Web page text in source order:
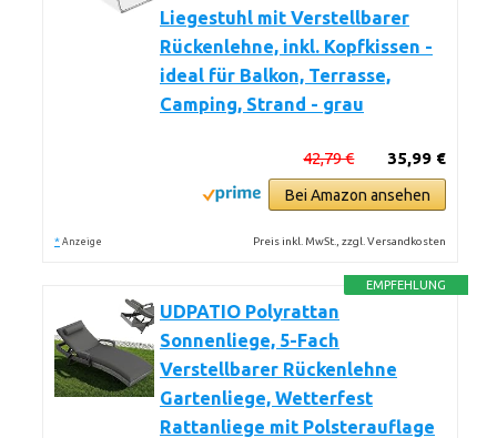
Liegestuhl mit Verstellbarer
Rückenlehne, inkl. Kopfkissen -
ideal für Balkon, Terrasse,
Camping, Strand - grau
35,99 €
42,79 €
Bei Amazon ansehen
* Anzeige Preis inkl. MwSt., zzgl. Versandkosten
EMPFEHLUNG
UDPATIO Polyrattan
Sonnenliege, 5-Fach
Verstellbarer Rückenlehne
Gartenliege, Wetterfest
Rattanliege mit Polsterauflage